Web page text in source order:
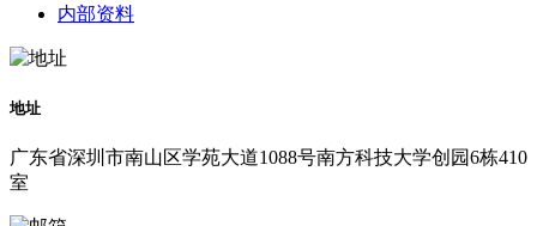
内部资料
地址
广东省深圳市南山区学苑大道1088号南方科技大学创园6栋410
室